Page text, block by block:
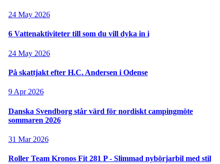
24 May 2026
6 Vattenaktiviteter till som du vill dyka in i
24 May 2026
På skattjakt efter H.C. Andersen i Odense
9 Apr 2026
Danska Svendborg står värd för nordiskt campingmöte
sommaren 2026
31 Mar 2026
Roller Team Kronos Fit 281 P - Slimmad nybörjarbil med stil